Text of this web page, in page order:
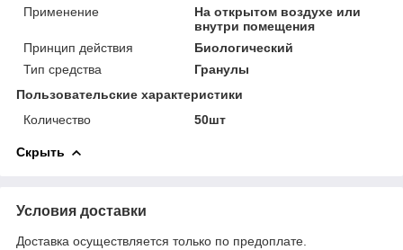
Применение
На открытом воздухе или
внутри помещения
Принцип действия
Биологический
Тип средства
Гранулы
Пользовательские характеристики
Количество
50шт
Скрыть
Условия доставки
Доставка осуществляется только по предоплате.